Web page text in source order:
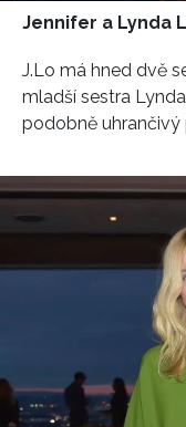
Jennifer a Lynda
J.Lo má hned dvě
mladší sestra
podobně uhrančivý